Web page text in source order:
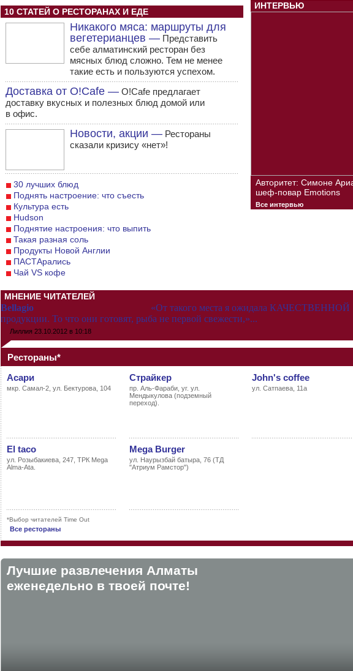
10 СТАТЕЙ О РЕСТОРАНАХ И ЕДЕ
Никакого мяса: маршруты для
вегетерианцев —Представить
себе алматинский ресторан без
мясных блюд сложно. Тем не менее
такие есть и пользуются успехом.
Доставка от O!Cafe —O!Cafe предлагает
доставку вкусных и полезных блюд домой или
в офис.
Новости, акции —Рестораны
сказали кризису «нет»!
30 лучших блюд
Поднять настроение: что съесть
Культура есть
Hudson
Поднятие настроения: что выпить
Такая разная соль
Продукты Новой Англии
ПАСТАрались
Чай VS кофе
ИНТЕРВЬЮ
Авторитет: Симоне
шеф-повар Emotions
Все интервью
МНЕНИЕ ЧИТАТЕЛЕЙ
Bellagio
«От такого места я ожидала КАЧЕСТВЕННОЙ
продукции. То что они готовят, рыба не первой свежести,»...
Лиллия23.10.2012 в 10:18
Рестораны*
Асари
мкр. Самал-2, ул. Бектурова, 104
Страйкер
пр. Аль-Фараби, уг. ул.
Мендыкулова (подземный
переход).
John's coffee
ул. Сатпаева, 11а
El taco
ул. Розыбакиева, 247, ТРК Mega
Alma-Ata.
Mega Burger
ул. Наурызбай батыра, 76 (ТД
"Атриум Рамстор")
*Выбор читателей Time Out
Все рестораны
Лучшие развлечения Алматы
eженедельно в твоей почте!